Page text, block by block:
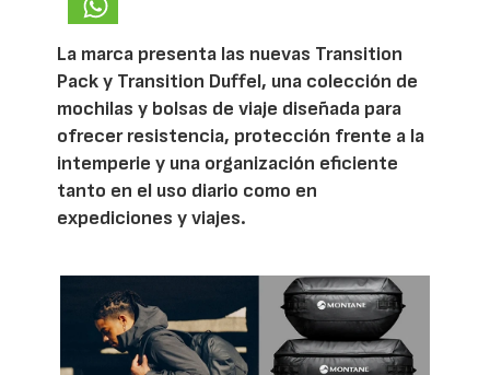
La marca presenta las nuevas Transition
Pack y Transition Duffel, una colección de
mochilas y bolsas de viaje diseñada para
ofrecer resistencia, protección frente a la
intemperie y una organización eficiente
tanto en el uso diario como en
expediciones y viajes.